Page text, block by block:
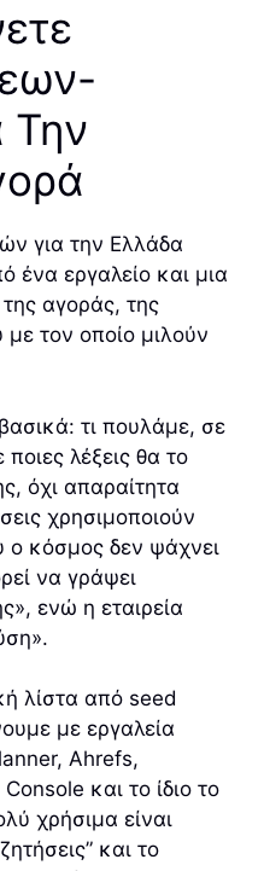
Την
για την Ελλάδα
ένα εργαλείο και μια
αγοράς, της
τον οποίο μιλούν
τι πουλάμε, σε
λέξεις θα το
όχι απαραίτητα
χρησιμοποιούν
ο κόσμος δεν ψάχνει
να γράψει
ενώ η εταιρεία
λίστα από seed
με εργαλεία
Ahrefs,
και το ίδιο το
χρήσιμα είναι
και το